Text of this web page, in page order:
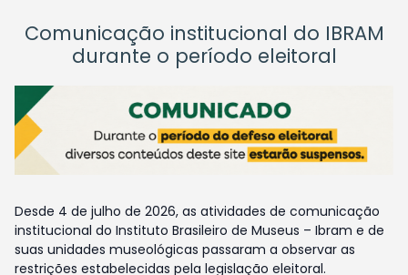
Comunicação institucional do IBRAM
durante o período eleitoral
Desde 4 de julho de 2026, as atividades de comunicação
institucional do Instituto Brasileiro de Museus – Ibram e de
suas unidades museológicas passaram a observar as
restrições estabelecidas pela legislação eleitoral.